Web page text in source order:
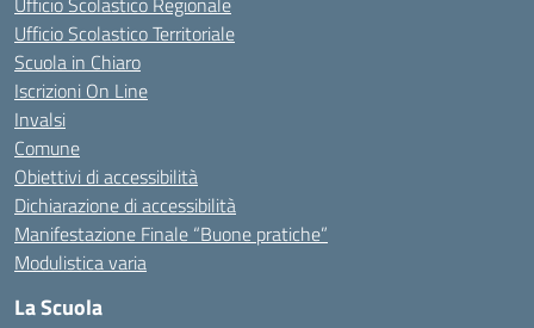
Ufficio Scolastico Territoriale
Scuola in Chiaro
Iscrizioni On Line
Invalsi
Comune
Obiettivi di accessibilità
Dichiarazione di accessibilità
Manifestazione Finale “Buone pratiche”
Modulistica varia
La Scuola